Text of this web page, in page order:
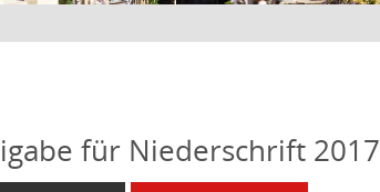
für Niederschrift 2017